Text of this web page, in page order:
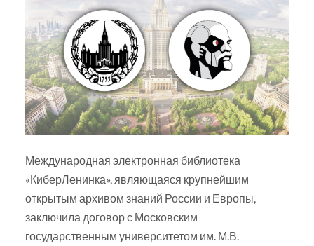
Международная электронная библиотека
«КиберЛенинка», являющаяся крупнейшим
открытым архивом знаний России и Европы,
заключила договор с Московским
государственным университетом им. М.В.